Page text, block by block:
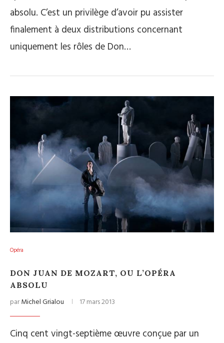
absolu. C’est un privilège d’avoir pu assister
finalement à deux distributions concernant
uniquement les rôles de Don…
Opéra
DON JUAN DE MOZART, OU L’OPÉRA
ABSOLU
parMichel Grialou 17 mars 2013
Cinq cent vingt-septième œuvre conçue par un